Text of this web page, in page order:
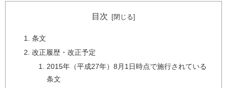
目次
条文
改正履歴・改正予定
2015年（平成27年）8月1日時点で施行されている
条文